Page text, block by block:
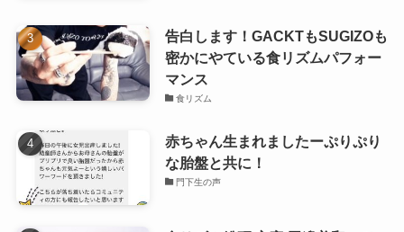
告白します！GACKTもSUGIZOも
密かにやている食リズムパフォー
マンス
食リズム
赤ちゃん生まれましたーぷりぷり
な胎盤と共に！
門下生の声